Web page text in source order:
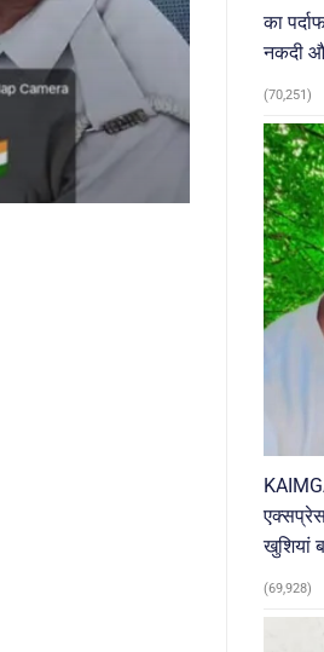
का
नकदी
(70,251)
खुशियां
(69,928)